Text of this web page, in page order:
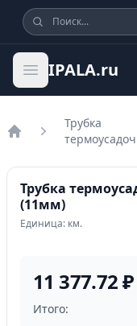
IPALA.ru
Трубка
Трубка
(11мм)
Единица: км.
11 377.72 ₽
Итого: